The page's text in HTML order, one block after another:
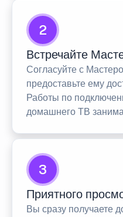
2
Встречайте
Согласуйте с
предоставьте ему
Работы по
домашнего ТВ
3
Приятного
Вы сразу получаете